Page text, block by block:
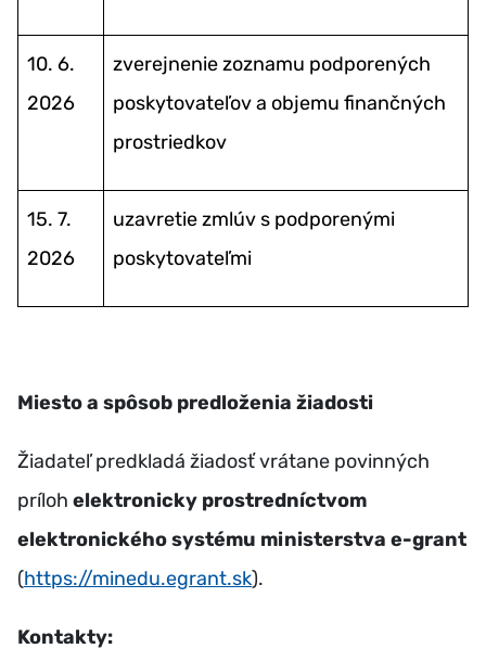
10. 6.
2026
zverejnenie zoznamu podporených
poskytovateľov a objemu finančných
prostriedkov
15. 7.
2026
uzavretie zmlúv s podporenými
poskytovateľmi
Miesto a spôsob predloženia žiadosti
Žiadateľ predkladá žiadosť vrátane povinných
príloh elektronicky prostredníctvom
elektronického systému ministerstva e-grant
(https://minedu.egrant.sk).
Kontakty: